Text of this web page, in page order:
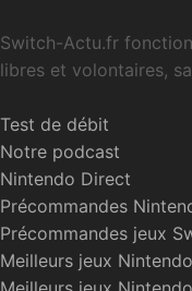
Switch-Actu.fr
libres et volontaires,
Test de débit
Notre podcast
Nintendo Direct
Précommandes
Précommandes jeux
Meilleurs jeux